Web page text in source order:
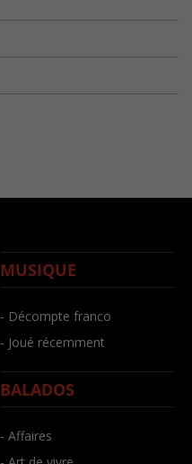
MUSIQUE
- Décompte franco
- Joué récemment
BALADOS
- Affaires